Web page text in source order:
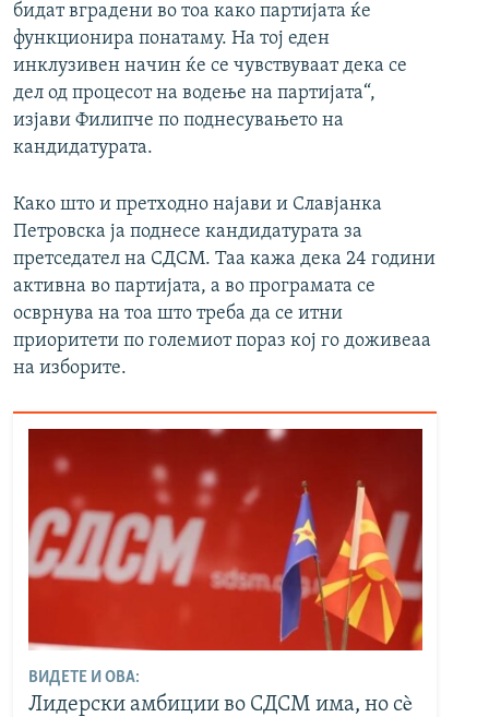
бидат вградени во тоа како партијата ќе
функционира понатаму. На тој еден
инклузивен начин ќе се чувствуваат дека се
дел од процесот на водење на партијата“,
изјави Филипче по поднесувањето на
кандидатурата.
Како што и претходно најави и Славјанка
Петровска ја поднесе кандидатурата за
претседател на СДСМ. Таа кажа дека 24 години
активна во партијата, а во програмата се
осврнува на тоа што треба да се итни
приоритети по големиот пораз кој го доживеаа
на изборите.
ВИДЕТЕ И ОВА:
Лидерски амбиции во СДСМ има, но сè